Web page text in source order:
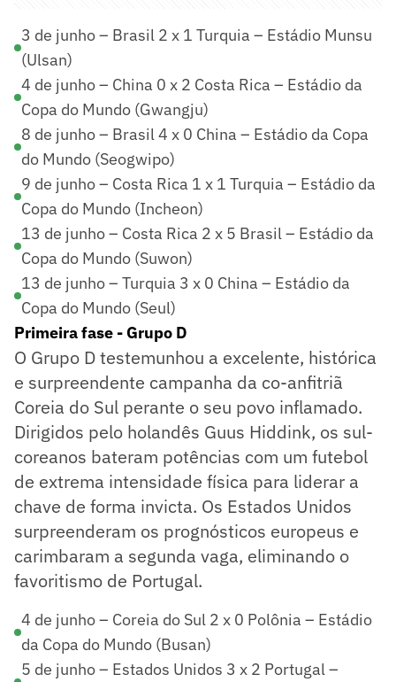
3 de junho – Brasil 2 x 1 Turquia – Estádio Munsu
(Ulsan)
4 de junho – China 0 x 2 Costa Rica – Estádio da
Copa do Mundo (Gwangju)
8 de junho – Brasil 4 x 0 China – Estádio da Copa
do Mundo (Seogwipo)
9 de junho – Costa Rica 1 x 1 Turquia – Estádio da
Copa do Mundo (Incheon)
13 de junho – Costa Rica 2 x 5 Brasil – Estádio da
Copa do Mundo (Suwon)
13 de junho – Turquia 3 x 0 China – Estádio da
Copa do Mundo (Seul)
Primeira fase - Grupo D
O Grupo D testemunhou a excelente, histórica
e surpreendente campanha da co-anfitriã
Coreia do Sul perante o seu povo inflamado.
Dirigidos pelo holandês Guus Hiddink, os sul-
coreanos bateram potências com um futebol
de extrema intensidade física para liderar a
chave de forma invicta. Os Estados Unidos
surpreenderam os prognósticos europeus e
carimbaram a segunda vaga, eliminando o
favoritismo de Portugal.
4 de junho – Coreia do Sul 2 x 0 Polônia – Estádio
da Copa do Mundo (Busan)
5 de junho – Estados Unidos 3 x 2 Portugal –